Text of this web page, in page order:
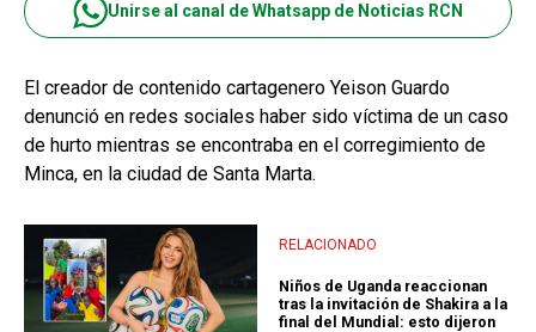
Unirse al canal de Whatsapp de Noticias RCN
El creador de contenido cartagenero Yeison Guardo
denunció en redes sociales haber sido víctima de un caso
de hurto mientras se encontraba en el corregimiento de
Minca, en la ciudad de Santa Marta.
RELACIONADO
Niños de Uganda reaccionan
tras la invitación de Shakira a la
final del Mundial: esto dijeron